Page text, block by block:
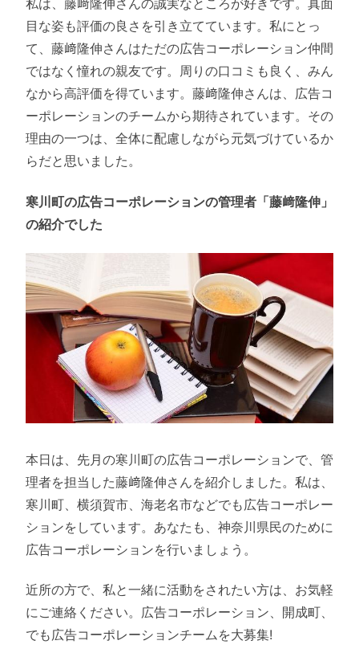
私は、藤﨑隆伸さんの誠実なところが好きです。真面
目な姿も評価の良さを引き立てています。私にとっ
て、藤﨑隆伸さんはただの広告コーポレーション仲間
ではなく憧れの親友です。周りの口コミも良く、みん
なから高評価を得ています。藤﨑隆伸さんは、広告コ
ーポレーションのチームから期待されています。その
理由の一つは、全体に配慮しながら元気づけているか
らだと思いました。
寒川町の広告コーポレーションの管理者「藤﨑隆伸」
の紹介でした
本日は、先月の寒川町の広告コーポレーションで、管
理者を担当した藤﨑隆伸さんを紹介しました。私は、
寒川町、横須賀市、海老名市などでも広告コーポレー
ションをしています。あなたも、神奈川県民のために
広告コーポレーションを行いましょう。
近所の方で、私と一緒に活動をされたい方は、お気軽
にご連絡ください。広告コーポレーション、開成町、
でも広告コーポレーションチームを大募集!